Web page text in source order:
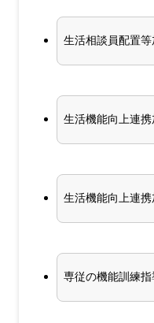
生活相談員配置等
生活機能向上連携
生活機能向上連携
専従の機能訓練